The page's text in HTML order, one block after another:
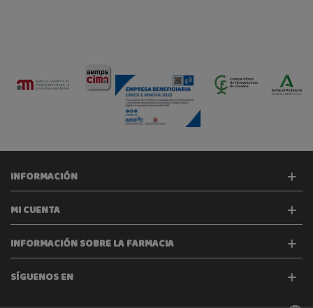
INFORMACIÓN
MI CUENTA
INFORMACIÓN SOBRE LA FARMACIA
SÍGUENOS EN